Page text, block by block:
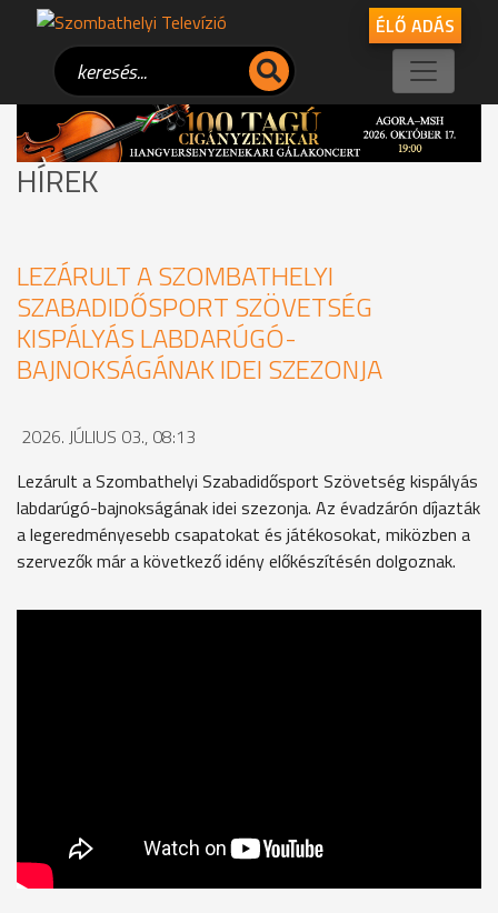
ÉLŐ ADÁS
HÍREK
LEZÁRULT A SZOMBATHELYI
SZABADIDŐSPORT SZÖVETSÉG
KISPÁLYÁS LABDARÚGÓ-
BAJNOKSÁGÁNAK IDEI SZEZONJA
2026. JÚLIUS 03., 08:13
Lezárult a Szombathelyi Szabadidősport Szövetség kispályás
labdarúgó-bajnokságának idei szezonja. Az évadzárón díjazták
a legeredményesebb csapatokat és játékosokat, miközben a
szervezők már a következő idény előkészítésén dolgoznak.